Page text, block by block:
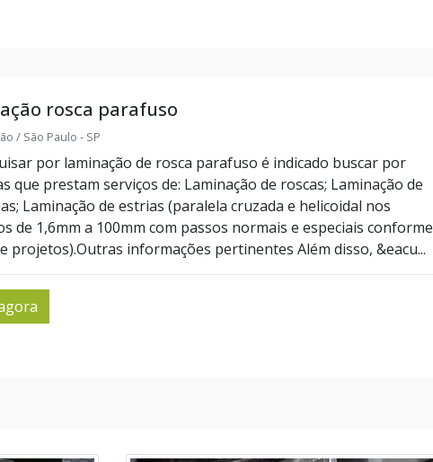
rosca parafuso
/ São Paulo - SP
por laminação de rosca parafuso é indicado buscar por
que prestam serviços de: Laminação de roscas; Laminação de
Laminação de estrias (paralela cruzada e helicoidal nos
de 1,6mm a 100mm com passos normais e especiais conforme
projetos).Outras informações pertinentes Além disso, &eacu...